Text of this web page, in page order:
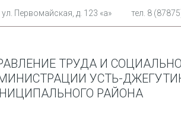
Первомайская, д. 123 «а» тел. 8
ТРУДА И
УСТЬ-
РАЙОНА